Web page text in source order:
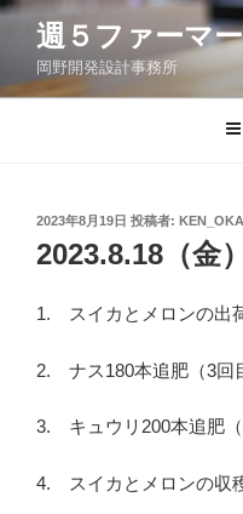
コ
ン
週５ファーマ
岡野開発設計事務所
投
稿
日:
2023年8月19日 投稿者:
2023.8.18（金
1. スイカとメロンの出
2. ナス180本追肥（3回
3. キュウリ200本追肥（
4. スイカとメロンの収